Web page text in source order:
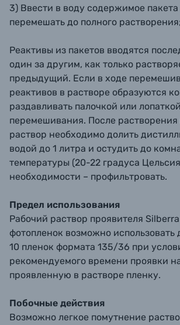
3) Ввести в воду содержимое
перемешать до полного растворения;
Реактивы из пакетов вводятся
один за другим, как только
предыдущий. Если в ходе
реактивов в растворе образуются
раздавливать палочкой или
перемешивания. После растворения
раствор необходимо долить
водой до 1 литра и остудить до
температуры (20-22 градуса
необходимости – профильтровать.
Предел использования
Рабочий раствор проявителя
фотопленок возможно использовать
10 пленок формата 135/36 при
рекомендуемого времени проявки
проявленную в растворе пленку.
Побочные действия
Возможно легкое помутнение